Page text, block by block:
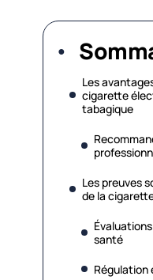
Les
cigarette
tabagique
Les preuves
de la
santé
Régulation